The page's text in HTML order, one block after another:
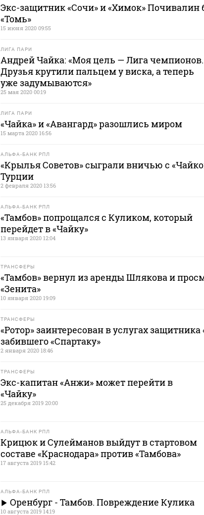
Экс-защитник «Сочи» и «Химок» Почивалин
«Томь»
15 июня 2020 09:55
ЛИГА ПАРИ
Андрей Чайка: «Моя цель — Лига чемпионов.
Друзья крутили пальцем у виска, а теперь
уже задумываются»
25 мая 2020 00:19
ЛИГА ПАРИ
«Чайка» и «Авангард» разошлись миром
15 марта 2020 16:56
АЛЬФА-БАНК РПЛ
«Крылья Советов» сыграли вничью с
Турции
2 февраля 2020 13:56
АЛЬФА-БАНК РПЛ
«Тамбов» попрощался с Куликом, который
перейдет в «Чайку»
13 января 2020 12:04
ТРАНСФЕРЫ
«Тамбов» вернул из аренды Шлякова и
«Зенита»
10 января 2020 19:09
ТРАНСФЕРЫ
«Ротор» заинтересован в услугах защитника
забившего «Спартаку»
2 января 2020 18:46
ТРАНСФЕРЫ
Экс-капитан «Анжи» может перейти в
«Чайку»
25 декабря 2019 20:00
АЛЬФА-БАНК РПЛ
Крицюк и Сулейманов выйдут в стартовом
составе «Краснодара» против «Тамбова»
17 августа 2019 15:42
АЛЬФА-БАНК РПЛ
Оренбург - Тамбов. Повреждение Кулика
10 августа 2019 14:19